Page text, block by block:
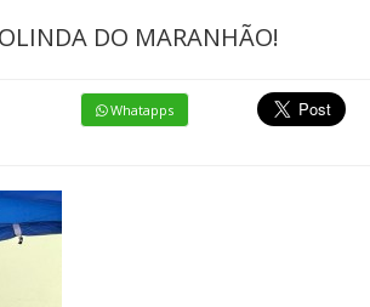
DO MARANHÃO!
Whatapps